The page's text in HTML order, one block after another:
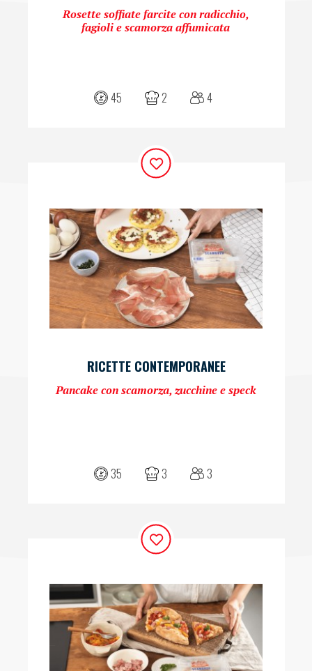
Rosette soffiate farcite con radicchio,
fagioli e scamorza affumicata
45 2 4
RICETTE CONTEMPORANEE
Pancake con scamorza, zucchine e speck
35 3 3